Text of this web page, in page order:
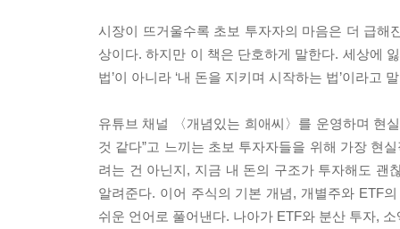
시장이 뜨거울수록 초보 투자자의 마음은 더 급
상이다. 하지만 이 책은 단호하게 말한다. 세상에
법’이 아니라 ‘내 돈을 지키며 시작하는 법’이라고
유튜브 채널 〈개념있는 희애씨〉를 운영하며 현
것 같다”고 느끼는 초보 투자자들을 위해 가장 현
려는 건 아닌지, 지금 내 돈의 구조가 투자해도 괜
알려준다. 이어 주식의 기본 개념, 개별주와 ETF
쉬운 언어로 풀어낸다. 나아가 ETF와 분산 투자,